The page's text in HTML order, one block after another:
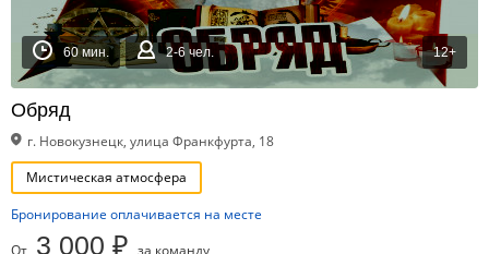
60 мин. 2-6 чел. 12+
Обряд
г. Новокузнецк, улица Франкфурта, 18
Мистическая атмосфера
Бронирование оплачивается на месте
От 3 000 ₽ за команду